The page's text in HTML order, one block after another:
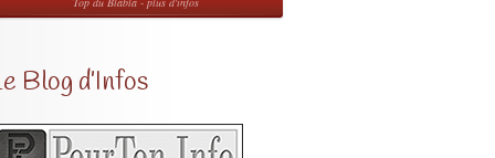
Blog d’Infos